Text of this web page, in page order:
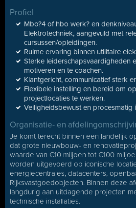
Profiel
Mbo?4 of hbo werk? en
Elektrotechniek, aangevuld met
cursussen/opleidingen.
Ruime ervaring binnen utilitaire
Sterke leiderschapsvaardigheden
motiveren en te coachen.
Klantgericht, communicatief sterk
Flexibele instelling en bereid om
projectlocaties te werken.
Veiligheidsbewust en procesmatig
Organisatie- en
Je komt terecht binnen een landelijk
dat grote nieuwbouw- en
waarde van €10 miljoen tot €100
worden uitgevoerd op iconische
energiecentrales, datacenters,
Rijksvastgoedobjecten. Binnen deze
langdurig aan uitdagende projecten
technische installaties.